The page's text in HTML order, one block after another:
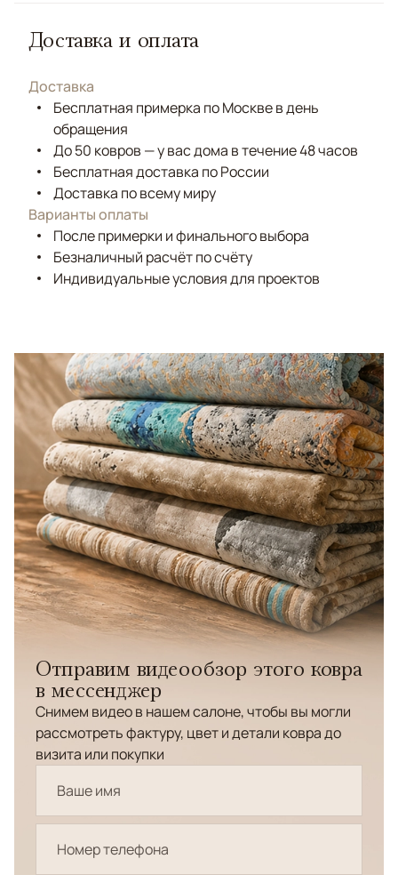
Доставка и оплата
Доставка
Бесплатная примерка по Москве в день
обращения
До 50 ковров — у вас дома в течение 48 часов
Бесплатная доставка по России
Доставка по всему миру
Варианты оплаты
После примерки и финального выбора
Безналичный расчёт по счёту
Индивидуальные условия для проектов
Отправим видеообзор этого ковра
в мессенджер
Снимем видео в нашем салоне, чтобы вы могли
рассмотреть фактуру, цвет и детали ковра до
визита или покупки